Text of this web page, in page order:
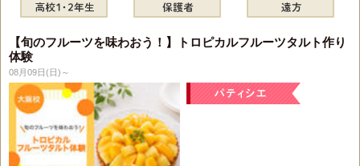
【旬のフルーツを味わおう！】トロピカルフルーツタルト作り
体験
08月09日(日)～